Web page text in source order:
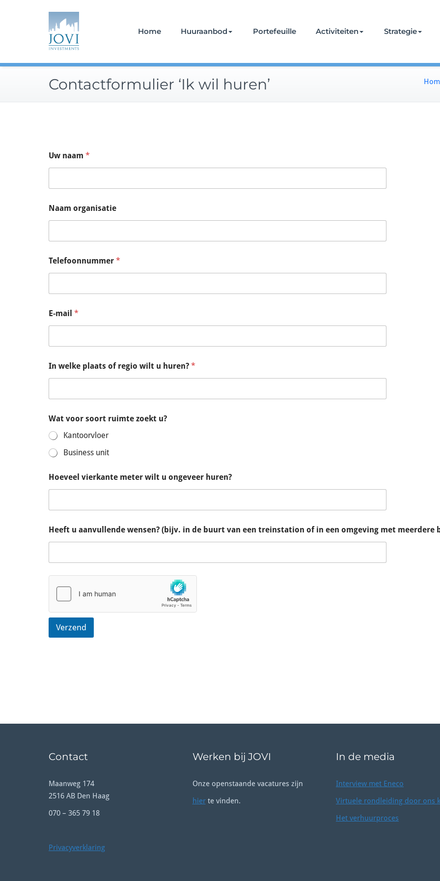
Home Huuraanbod Portefeuille Activiteiten Strategie
Contactformulier ‘Ik wil huren’
Uw naam *
Naam organisatie
Telefoonnummer *
E-mail *
In welke plaats of regio wilt u huren? *
Wat voor soort ruimte zoekt u?
Kantoorvloer
Business unit
Hoeveel vierkante meter wilt u ongeveer huren?
Heeft u aanvullende wensen? (bijv. in de buurt van een treinstation of in een omgeving met meerdere
Verzend
Contact
Maanweg 174
2516 AB Den Haag
070 – 365 79 18
Privacyverklaring
Werken bij JOVI
Onze openstaande vacatures zijn
hierte vinden.
In de media
Interview met Eneco
Virtuele rondleiding door ons
Het verhuurproces